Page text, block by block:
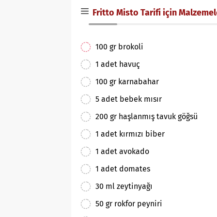
Fritto Misto Tarifi için
100 gr brokoli
1 adet havuç
100 gr karnabahar
5 adet bebek mısır
200 gr haşlanmış tavuk göğsü
1 adet kırmızı biber
1 adet avokado
1 adet domates
30 ml zeytinyağı
50 gr rokfor peyniri